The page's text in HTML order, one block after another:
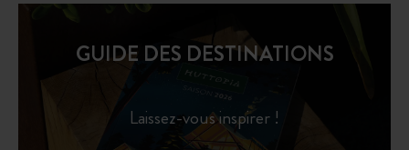
GUIDE DES DESTINATIONS
Laissez-vous inspirer !